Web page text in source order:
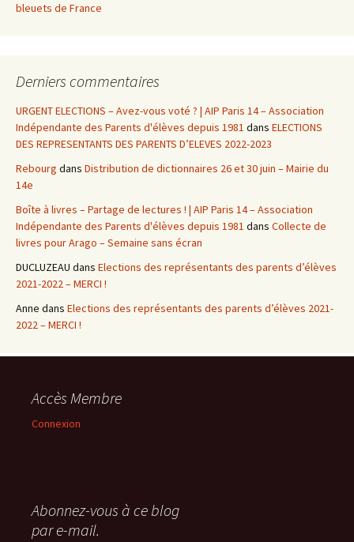
bleuets de France
Derniers commentaires
URGENT ELECTIONS – Avez-vous voté ? | AIP Paris 14 – Association
Indépendante des Parents d'élèves depuis 1981 dans ELECTIONS
DES REPRESENTANTS DES PARENTS D’ELEVES 2022-2023
Rebourg dans Distribution de dictionnaires 26 et 30 juin – Mairie du
14e
Boîte à livres – Partage de lectures ! | AIP Paris 14 – Association
Indépendante des Parents d'élèves depuis 1981 dans Collecte de
livres pour Arago – Semaine sans écran
DUCLUZEAU dans Elections des représentants des parents d’élèves
2021-2022 – MERCI !
Anne dans Elections des représentants des parents d’élèves 2021-
2022 – MERCI !
Accès Membre
Connexion
Abonnez-vous à ce blog
par e-mail.